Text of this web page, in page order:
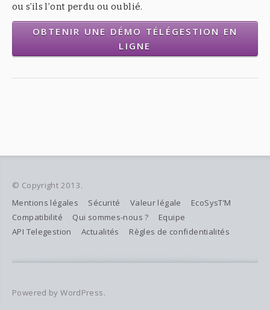
ou s’ils l’ont perdu ou oublié.
OBTENIR UNE DÉMO TÉLÉGESTION EN
LIGNE
© Copyright 2013.
Mentions légales
Sécurité Valeur légale
EcoSysT’M
Compatibilité
Qui sommes-nous ?
Equipe
API Telegestion
Actualités Règles de confidentialités
Powered by WordPress.